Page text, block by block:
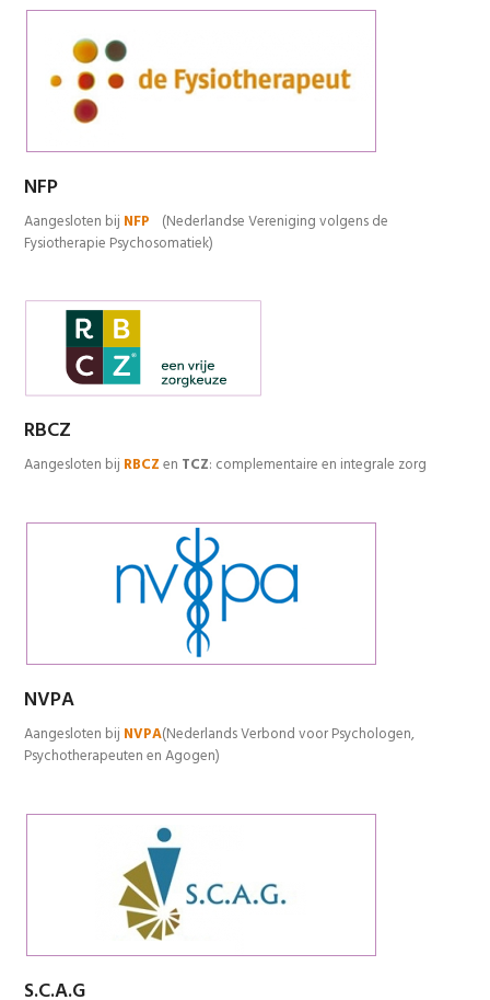
NFP
Aangesloten bij NFP (Nederlandse Vereniging volgens de
Fysiotherapie Psychosomatiek)
RBCZ
Aangesloten bij RBCZen TCZ: complementaire en integrale zorg
NVPA
Aangesloten bij NVPA(Nederlands Verbond voor Psychologen,
Psychotherapeuten en Agogen)
S.C.A.G